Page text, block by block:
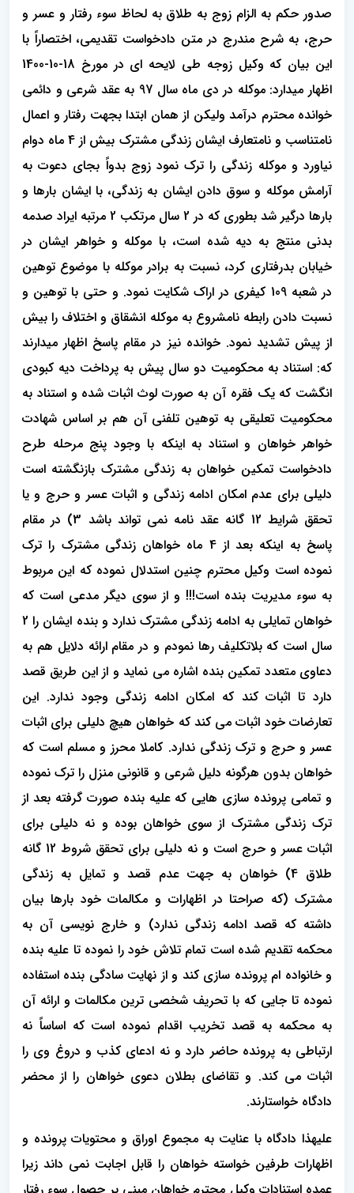
صدور حکم به الزام زوج به طلاق به لحاظ سوء رفتار و عسر و
حرج، به شرح مندرج در متن دادخواست تقدیمی، اختصاراً با
این بیان که وکیل زوجه طی لایحه ای در مورخ 18-10-1400
اظهار میدارد: موکله در دی ماه سال 97 به عقد شرعی و دائمی
خوانده محترم درآمد ولیکن از همان ابتدا بجهت رفتار و اعمال
نامتناسب و نامتعارف ایشان زندگی مشترک بیش از 4 ماه دوام
نیاورد و موکله زندگی را ترک نمود زوج بدواً بجای دعوت به
آرامش موکله و سوق دادن ایشان به زندگی، با ایشان بارها و
بارها درگیر شد بطوری که در 2 سال مرتکب 2 مرتبه ایراد صدمه
بدنی منتج به دیه شده است، با موکله و خواهر ایشان در
خیابان بدرفتاری کرد، نسبت به برادر موکله با موضوع توهین
در شعبه 109 کیفری در اراک شکایت نمود. و حتی با توهین و
نسبت دادن رابطه نامشروع به موکله انشقاق و اختلاف را بیش
از پیش تشدید نمود. خوانده نیز در مقام پاسخ اظهار میدارند
که: استناد به محکومیت دو سال پیش به پرداخت دیه کبودی
انگشت که یک فقره آن به صورت لوث اثبات شده و استناد به
محکومیت تعلیقی به توهین تلفنی آن هم بر اساس شهادت
خواهر خواهان و استناد به اینکه با وجود پنج مرحله طرح
دادخواست تمکین خواهان به زندگی مشترک بازنگشته است
دلیلی برای عدم امکان ادامه زندگی و اثبات عسر و حرج و یا
تحقق شرایط 12 گانه عقد نامه نمی تواند باشد 3) در مقام
پاسخ به اینکه بعد از 4 ماه خواهان زندگی مشترک را ترک
نموده است وکیل محترم چنین استدلال نموده که این مربوط
به سوء مدیریت بنده است!!! و از سوی دیگر مدعی است که
خواهان تمایلی به ادامه زندگی مشترک ندارد و بنده ایشان را 2
سال است که بلاتکلیف رها نمودم و در مقام ارائه دلایل هم به
دعاوی متعدد تمکین بنده اشاره می نماید و از این طریق قصد
دارد تا اثبات کند که امکان ادامه زندگی وجود ندارد. این
تعارضات خود اثبات می کند که خواهان هیچ دلیلی برای اثبات
عسر و حرج و ترک زندگی ندارد. کاملا محرز و مسلم است که
خواهان بدون هرگونه دلیل شرعی و قانونی منزل را ترک نموده
و تمامی پرونده سازی هایی که علیه بنده صورت گرفته بعد از
ترک زندگی مشترک از سوی خواهان بوده و نه دلیلی برای
اثبات عسر و حرج است و نه دلیلی برای تحقق شروط 12 گانه
طلاق 4) خواهان به جهت عدم قصد و تمایل به زندگی
مشترک (که صراحتا در اظهارات و مکالمات خود بارها بیان
داشته که قصد ادامه زندگی ندارد) و خارج نویسی آن به
محکمه تقدیم شده است تمام تلاش خود را نموده تا علیه بنده
و خانواده ام پرونده سازی کند و از نهایت سادگی بنده استفاده
نموده تا جایی که با تحریف شخصی ترین مکالمات و ارائه آن
به محکمه به قصد تخریب اقدام نموده است که اساساً نه
ارتباطی به پرونده حاضر دارد و نه ادعای کذب و دروغ وی را
اثبات می کند. و تقاضای بطلان دعوی خواهان را از محضر
دادگاه خواستارند.
علیهذا دادگاه با عنایت به مجموع اوراق و محتویات پرونده و
اظهارات طرفین خواسته خواهان را قابل اجابت نمی داند زیرا